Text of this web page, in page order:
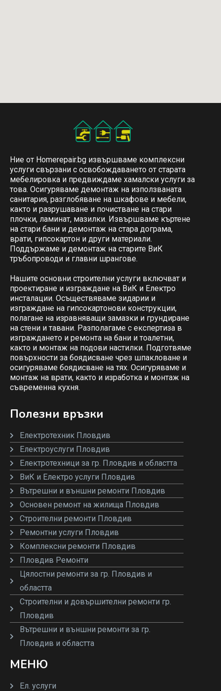
Ние от Homerepair.bg извършваме комплексни
услуги свързани с освобождаването от старата
мебелировка и предвиждаме хамалски услуги за
това. Осигуряваме демонтаж на използваната
санитария, разглобяване на шкафове и мебели,
както и разрушаване и почистване на стари
плочки, ламинат, мазилки. Извършваме къртене
на стари бани и демонтаж на стара дограма,
врати, гипсокартон и други материали.
Поддържаме и демонтаж на старите ВиК
тръбопроводи и главни шрангове.
Нашите основни строителни услуги включват и
проектиране и изграждане на ВиК и Електро
инсталации. Осъществяваме зидарии и
изграждане на гипсокартонови конструкции,
полагане на изравняващи замазки и грундиране
на стени и тавани. Разполагаме с експертиза в
изграждането и ремонта на бани и тоалетни,
както и монтаж на подови настилки. Подготвяме
повърхности за боядисване чрез шпакловане и
осигуряваме боядисване на тях. Осигуряваме и
монтаж на врати, както и изработка и монтаж на
съвременна кухня.
Полезни връзки
Електротехник Пловдив
Електроуслуги Пловдив
Електротехници за гр. Пловдив и областта
ВиК и Електро услуги Пловдив
Вътрешни и външни ремонти Пловдив
Основен ремонт на жилища Пловдив
Строителни ремонти Пловдив
Ремонтни услуги Пловдив
Комплексни ремонти Пловдив
Пловдив Ремонти
Цялостни ремонти за гр. Пловдив и
областта
Строителни и довършителни ремонти гр.
Пловдив
Вътрешни и външни ремонти за гр.
Пловдив и областта
МЕНЮ
Ел. услуги